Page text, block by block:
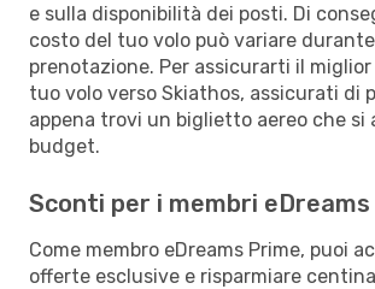
e sulla disponibilità dei posti. Di
costo del tuo volo può variare
prenotazione. Per assicurarti il miglior
tuo volo verso Skiathos, assicurati di
appena trovi un biglietto aereo che si
budget.
Sconti per i membri
Come membro eDreams Prime, puoi
offerte esclusive e risparmiare